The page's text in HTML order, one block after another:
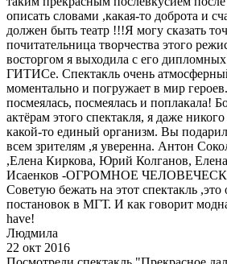
описать словами ,какая-то доброта и
должен быть театр !!!Я могу сказать
почитательница творчества этого
восторгом я выходила с его дипломных
ГИТИСе. Спектакль очень
моментально и погружает в мир
посмеялась, посмеялась и поплакала!
актёрам этого спектакля, я даже
какой-то единый организм. Вы
всем зрителям ,я уверенна. Антон
,Елена Киркова, Юрий Колганов,
Исаенков -ОГРОМНОЕ
Советую бежать на этот спектакль
постановок в МГТ. И как говорит
have!
Людмила
22 окт 2016